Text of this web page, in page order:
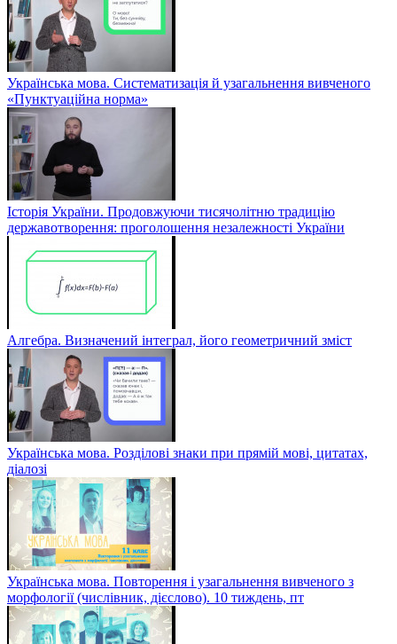
Українська мова. Систематизація й узагальнення вивченого
«Пунктуаційна норма»
Історія України. Продовжуючи тисячолітню традицію
державотворення: проголошення незалежності України
Алгебра. Визначений інтеграл, його геометричний зміст
Українська мова. Розділові знаки при прямій мові, цитатах,
діалозі
Українська мова. Повторення і узагальнення вивченого з
морфології (числівник, дієслово). 10 тиждень, пт